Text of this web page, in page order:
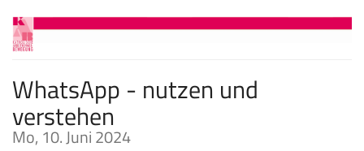
Zum
Haupt-
Inhalt
WhatsApp - nutzen und
verstehen
Mo, 10. Juni 2024